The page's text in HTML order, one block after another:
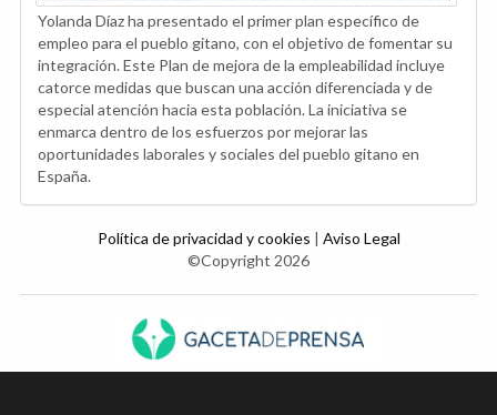
Yolanda Díaz ha presentado el primer plan específico de
empleo para el pueblo gitano, con el objetivo de fomentar su
integración. Este Plan de mejora de la empleabilidad incluye
catorce medidas que buscan una acción diferenciada y de
especial atención hacia esta población. La iniciativa se
enmarca dentro de los esfuerzos por mejorar las
oportunidades laborales y sociales del pueblo gitano en
España.
Política de privacidad y cookies | Aviso Legal
©Copyright 2026